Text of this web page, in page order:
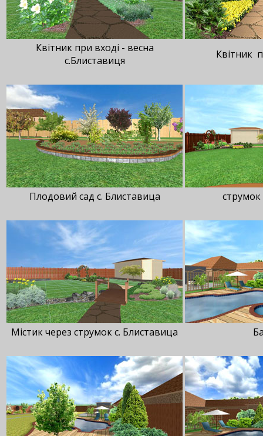
Квітник при вході - весна
с.Блиставиця
Квітник
Плодовий сад с. Блиставица струмок
Містик через струмок с. Блиставица